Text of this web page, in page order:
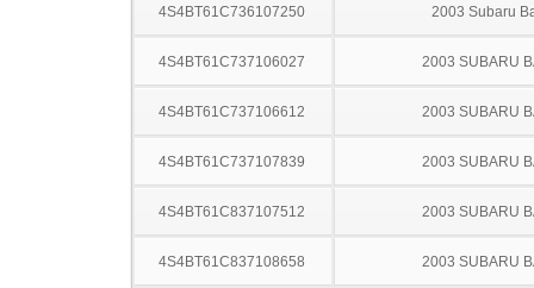
4S4BT61C736107250 2003 Subaru
4S4BT61C737106027 2003 SUBARU
4S4BT61C737106612 2003 SUBARU
4S4BT61C737107839 2003 SUBARU
4S4BT61C837107512 2003 SUBARU
4S4BT61C837108658 2003 SUBARU